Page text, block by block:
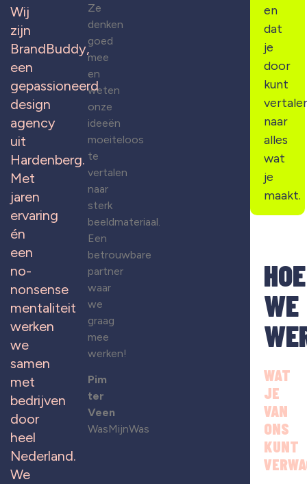
Wij
zijn
BrandBuddy,
een
gepassioneerd
design
agency
uit
Hardenberg.
Met
jaren
ervaring
én
een
no-
nonsense
mentaliteit
werken
we
samen
met
bedrijven
door
heel
Nederland.
We
Ze
denken
goed
mee
en
weten
onze
ideeën
moeiteloos
te
vertalen
naar
sterk
beeldmateriaal.
Een
betrouwbare
partner
waar
we
graag
mee
werken!
Pim
ter
Veen
WasMijnWas
HOE
WE
WAT
JE
VAN
ONS
KUNT
en
dat
je
door
kunt
naar
alles
wat
je
maakt.